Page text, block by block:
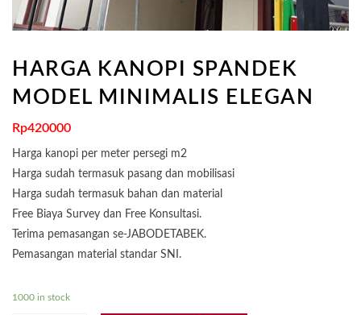
HARGA KANOPI SPANDEK
MODEL MINIMALIS ELEGAN
Rp420000
Harga kanopi per meter persegi m2
Harga sudah termasuk pasang dan mobilisasi
Harga sudah termasuk bahan dan material
Free Biaya Survey dan Free Konsultasi.
Terima pemasangan se-JABODETABEK.
Pemasangan material standar SNI.
1000 in stock